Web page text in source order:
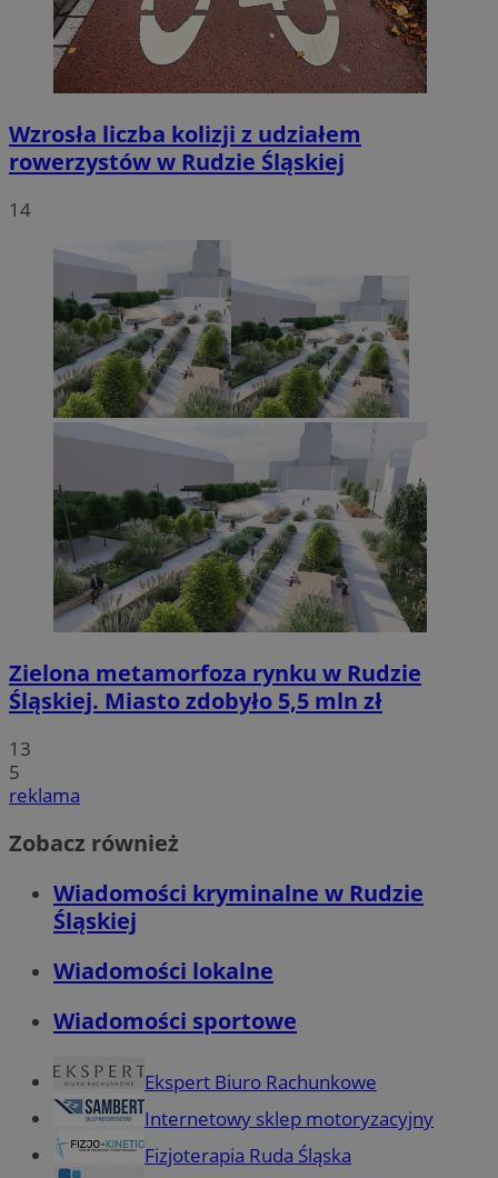
Wzrosła liczba kolizji z udziałem
rowerzystów w Rudzie Śląskiej
14
Zielona metamorfoza rynku w Rudzie
Śląskiej. Miasto zdobyło 5,5 mln zł
13
5
reklama
Zobacz również
Wiadomości kryminalne w Rudzie
Śląskiej
Wiadomości lokalne
Wiadomości sportowe
Ekspert Biuro Rachunkowe
Internetowy sklep motoryzacyjny
Fizjoterapia Ruda Śląska